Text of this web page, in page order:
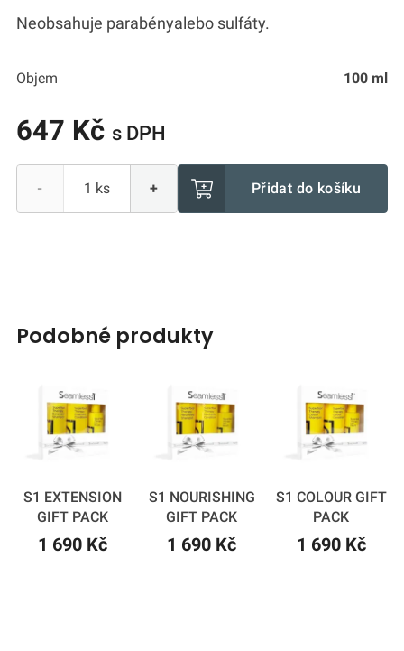
Neobsahuje parabényalebo sulfáty.
Objem 100 ml
647 Kč s DPH
- + Přidat do košíku
podobné produkty
S1 EXTENSION
GIFT PACK
1 690 Kč
S1 NOURISHING
GIFT PACK
1 690 Kč
S1 COLOUR GIFT
PACK
1 690 Kč